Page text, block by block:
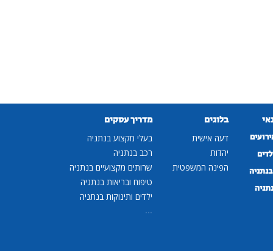
בלוגים
דעה אישית
יהדות
הפינה המשפטית
מדריך עסקים
בעלי מקצוע בנתניה
רכב בנתניה
שרותים מקצועיים בנתניה
טיפוח ובריאות בנתניה
ילדים ותינוקות בנתניה